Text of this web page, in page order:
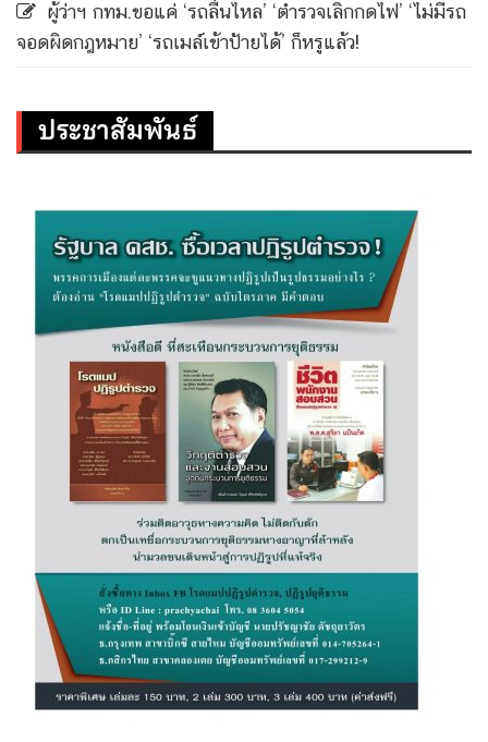
ผู้ว่าฯ กทม.ขอแค่ ‘รถลื่นไหล’ ‘ตำรวจเลิกกดไฟ’ ‘ไม่มีรถ
จอดผิดกฎหมาย’ ‘รถเมล์เข้าป้ายได้’ ก็หรูแล้ว!
ประชาสัมพันธ์